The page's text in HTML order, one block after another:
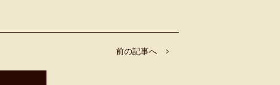
前の記事へ